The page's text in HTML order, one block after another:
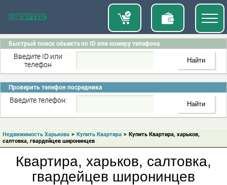
Быстрый поиск обьекта по ID или номеру телефона
Введите ID или
телефон
Проверить телефон посредника
Введите телефон:
Недвижимость Харькова > Купить Квартира > Купить Квартира, харьков,
салтовка, гвардейцев широнинцев
Квартира, харьков, салтовка,
гвардейцев широнинцев